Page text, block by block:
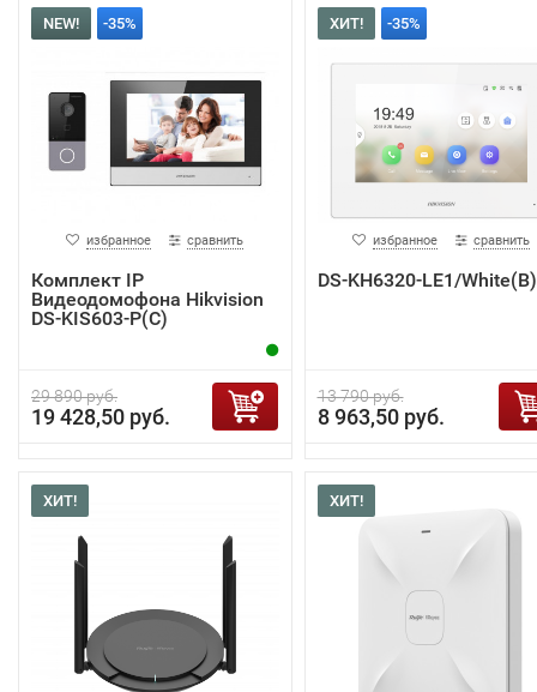
NEW! -35%
избранное сравнить
Комплект IP
Видеодомофона Hikvision
DS-KIS603-P(C)
29 890 руб.
19 428,50 руб.
ХИТ! -35%
избранное сравнить
DS-KH6320-LE1/White(B)
13 790 руб.
8 963,50 руб.
ХИТ! ХИТ!